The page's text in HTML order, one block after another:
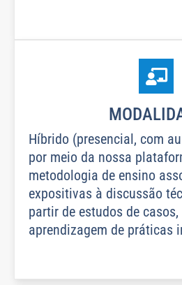
Híbrido (presencial, com
por meio da nossa
metodologia de ensino
expositivas à discussão
partir de estudos de
aprendizagem de práticas